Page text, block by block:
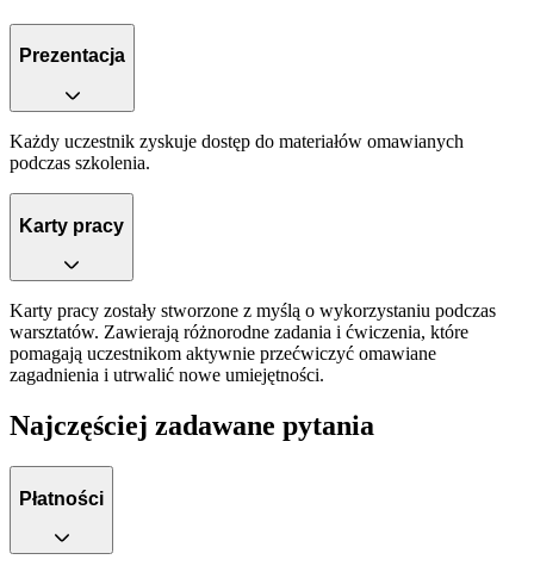
Prezentacja
Każdy uczestnik zyskuje dostęp do materiałów omawianych
podczas szkolenia.
Karty pracy
Karty pracy zostały stworzone z myślą o wykorzystaniu podczas
warsztatów. Zawierają różnorodne zadania i ćwiczenia, które
pomagają uczestnikom aktywnie przećwiczyć omawiane
zagadnienia i utrwalić nowe umiejętności.
Najczęściej zadawane pytania
Płatności